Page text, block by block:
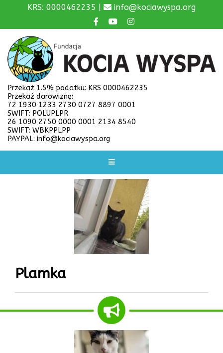
KRS: 0000462235 | info@kociawyspa.org
Przekaż 1.5% podatku: KRS 0000462235
Przekaż darowiznę:
72 1930 1233 2730 0727 8897 0001
SWIFT: POLUPLPR
26 1090 2750 0000 0001 2134 8540
SWIFT: WBKPPLPP
PAYPAL: info@kociawyspa.org
Plamka